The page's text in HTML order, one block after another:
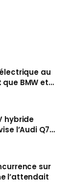
au
BMW et
hybride
l’Audi Q7
sur
l’attendait